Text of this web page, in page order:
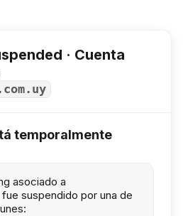
· Cuenta
temporalmente
asociado a
fue suspendido por una de